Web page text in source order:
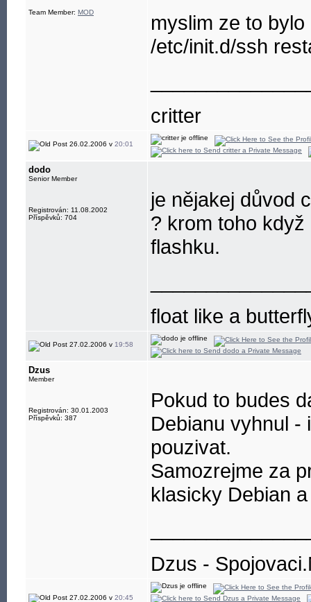
Team Member: MOD
myslim ze to
/etc/init.d/ssh
critter
26.02.2006 v 20:01
dodo
Senior Member
Registrován: 11.08.2002
Příspěvků: 704
je nějakej důvod
? krom toho
flashku.
float like a
27.02.2006 v 19:58
Dzus
Member
Registrován: 30.01.2003
Příspěvků: 387
Pokud to budes
Debianu vyhnul -
pouzivat.
Samozrejme za
klasicky Debian
Dzus -
27.02.2006 v 20:45